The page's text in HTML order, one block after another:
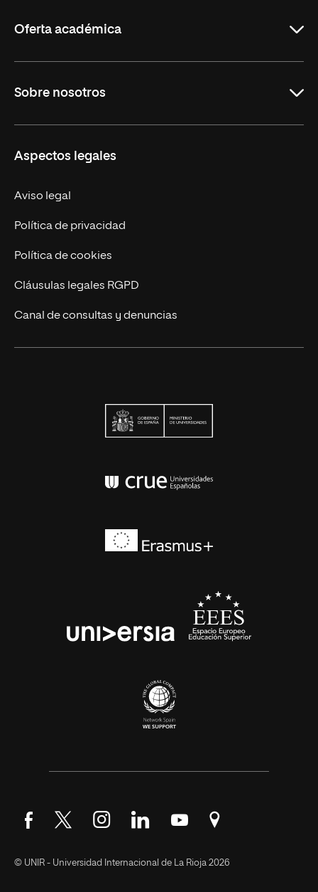
Oferta académica
Maestrías
Sobre nosotros
Trabaja en UNIR
Actualidad UNIR
Contáctanos
Aspectos legales
Aviso legal
Política de privacidad
Política de cookies
Cláusulas legales RGPD
Canal de consultas y denuncias
Síguenos en Facebook
Síguenos en Twitter
Síguenos en Instagram
Síguenos en LinkedIn
Síguenos en YouTube
Encuéntranos en
© UNIR - Universidad Internacional de La Rioja 2026